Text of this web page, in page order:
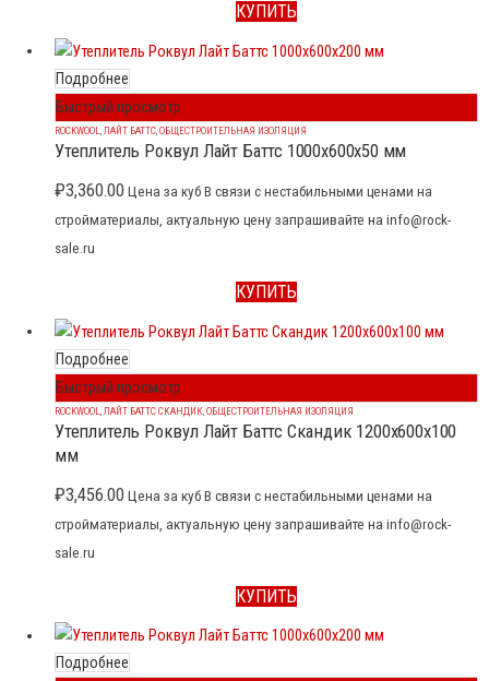
КУПИТЬ
Подробнее
Быстрый просмотр
ROCKWOOL ЛАЙТ БАТТС ОБЩЕСТРОИТЕЛЬНАЯ ИЗОЛЯЦИЯ
Утеплитель Роквул Лайт Баттс 1000x600x50 мм
₽3,360.00 Цена за куб В связи с нестабильными ценами на
стройматериалы, актуальную цену запрашивайте на info@rock-
sale.ru
КУПИТЬ
Подробнее
Быстрый просмотр
ROCKWOOL ЛАЙТ БАТТС СКАНДИК ОБЩЕСТРОИТЕЛЬНАЯ ИЗОЛЯЦИЯ
Утеплитель Роквул Лайт Баттс Скандик 1200x600x100
мм
₽3,456.00 Цена за куб В связи с нестабильными ценами на
стройматериалы, актуальную цену запрашивайте на info@rock-
sale.ru
КУПИТЬ
Подробнее